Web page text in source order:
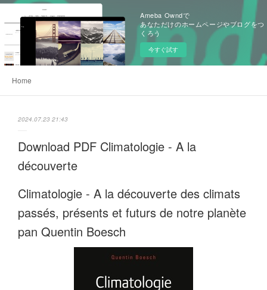
Ameba Owndで
あなただけのホームページやブログをつ
くろう
今すぐ試す
Home
2024.07.23 21:43
Download PDF Climatologie - A la
découverte
Climatologie - A la découverte des climats
passés, présents et futurs de notre planète
pan Quentin Boesch